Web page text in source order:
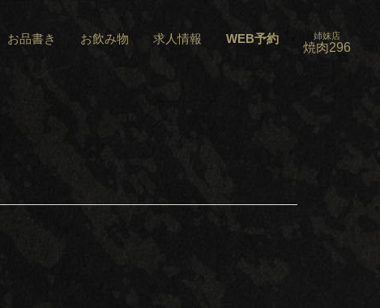
お品書き お飲み物 求人情報 WEB予約 姉妹店
焼肉296